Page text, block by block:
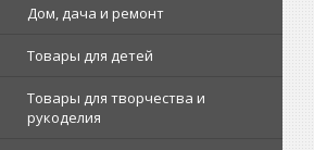
Дом, дача и ремонт
Товары для детей
Товары для творчества и
рукоделия